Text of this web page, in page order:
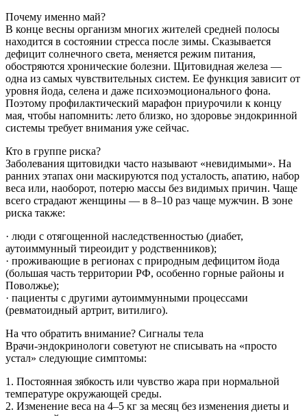
Почему именно май?
В конце весны организм многих жителей средней полосы
находится в состоянии стресса после зимы. Сказывается
дефицит солнечного света, меняется режим питания,
обостряются хронические болезни. Щитовидная железа —
одна из самых чувствительных систем. Ее функция зависит от
уровня йода, селена и даже психоэмоционального фона.
Поэтому профилактический марафон приурочили к концу
мая, чтобы напомнить: лето близко, но здоровье эндокринной
системы требует внимания уже сейчас.
Кто в группе риска?
Заболевания щитовидки часто называют «невидимыми». На
ранних этапах они маскируются под усталость, апатию, набор
веса или, наоборот, потерю массы без видимых причин. Чаще
всего страдают женщины — в 8–10 раз чаще мужчин. В зоне
риска также:
· люди с отягощенной наследственностью (диабет,
аутоиммунный тиреоидит у родственников);
· проживающие в регионах с природным дефицитом йода
(большая часть территории РФ, особенно горные районы и
Поволжье);
· пациенты с другими аутоиммунными процессами
(ревматоидный артрит, витилиго).
На что обратить внимание? Сигналы тела
Врачи-эндокринологи советуют не списывать на «просто
устал» следующие симптомы:
1. Постоянная зябкость или чувство жара при нормальной
температуре окружающей среды.
2. Изменение веса на 4–5 кг за месяц без изменения диеты и